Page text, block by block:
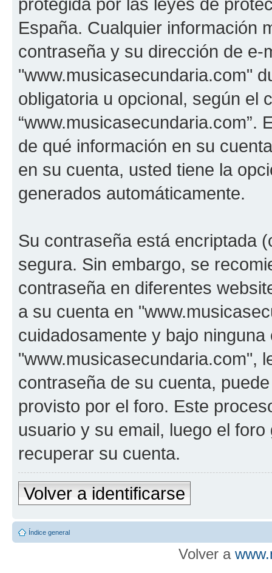
España. Cualquier información
contraseña y su dirección de e-
"www.musicasecundaria.com"
obligatoria u opcional, según el
“www.musicasecundaria.com”.
de qué información en su
en su cuenta, usted tiene la
generados automáticamente.
Su contraseña está encriptada
segura. Sin embargo, se
contraseña en diferentes
a su cuenta en
cuidadosamente y bajo
"www.musicasecundaria.com",
contraseña de su cuenta,
provisto por el foro. Este
usuario y su email, luego el
recuperar su cuenta.
Volver a identificarse
Índice general
Volver a